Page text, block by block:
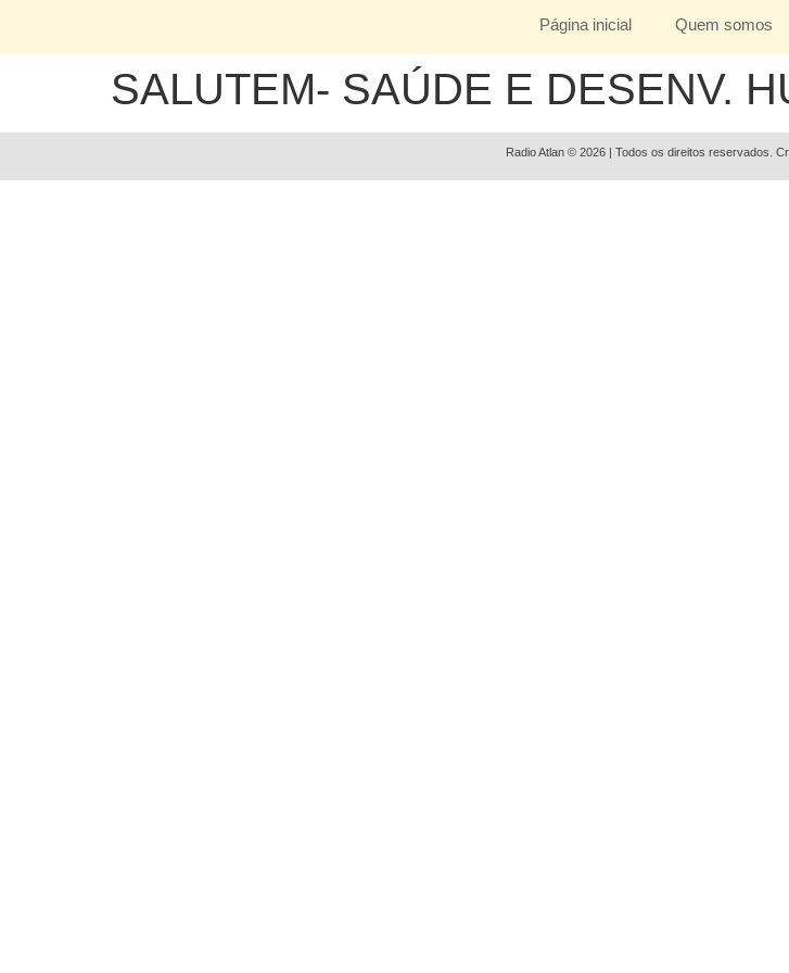
Página inicial Quem somos
SALUTEM- SAÚDE E DESENV.
Radio Atlan © 2026 | Todos os direitos reservados.